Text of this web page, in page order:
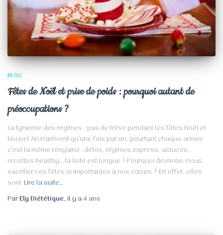
BLOG
Fêtes de Noël et prise de poids : pourquoi autant de
préoccupations ?
La tyrannie des régimes : pas de trêve pendant les fêtes Noël et
Nouvel An n’arrivent qu’une fois par an, pourtant chaque année
c’est la même rengaine : détox, régimes express, astuces,
recettes healthy… la liste est longue ! Pourquoi devrions-nous
sacrifier ces fêtes si importantes à nos cœurs ? En effet, elles
sont Lire la suite…
ParEly Diététique, il y a4 ans